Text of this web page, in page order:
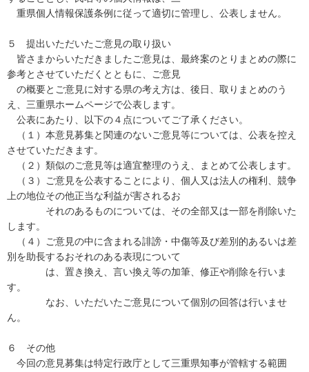
重県個人情報保護条例に従って適切に管理し、公表しません。
５ 提出いただいたご意見の取り扱い
皆さまからいただきましたご意見は、最終案のとりまとめの際に
参考とさせていただくとともに、ご意見
の概要とご意見に対する県の考え方は、後日、取りまとめのう
え、三重県ホームページで公表します。
公表にあたり、以下の４点についてご了承ください。
（１）本意見募集と関連のないご意見等については、公表を控え
させていただきます。
（２）類似のご意見等は適宜整理のうえ、まとめて公表します。
（３）ご意見を公表することにより、個人又は法人の権利、競争
上の地位その他正当な利益が害されるお
それのあるものについては、その全部又は一部を削除いた
します。
（４）ご意見の中に含まれる誹謗・中傷等及び差別的あるいは差
別を助長するおそれのある表現について
は、置き換え、言い換え等の加筆、修正や削除を行いま
す。
なお、いただいたご意見について個別の回答は行いませ
ん。
６ その他
今回の意見募集は特定行政庁として三重県知事が管轄する範囲